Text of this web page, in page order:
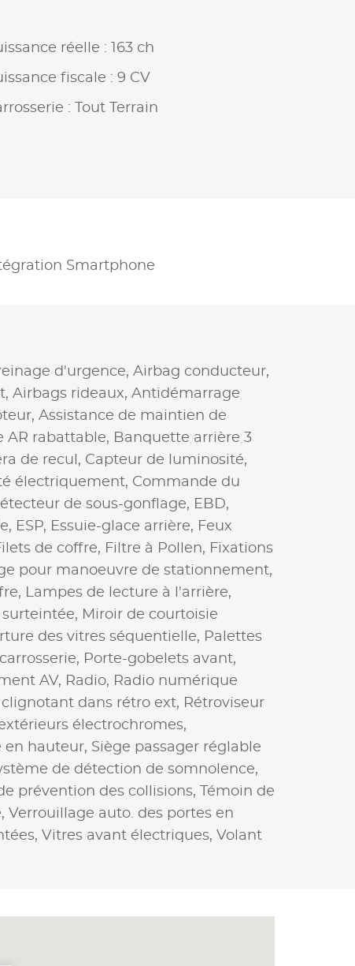
réelle : 163 ch
fiscale : 9 CV
: Tout Terrain
Smartphone
d'urgence, Airbag conducteur,
Airbags rideaux, Antidémarrage
Assistance de maintien de
AR rabattable, Banquette arrière 3
de recul, Capteur de luminosité,
électriquement, Commande du
de sous-gonflage, EBD,
ESP, Essuie-glace arrière, Feux
de coffre, Filtre à Pollen, Fixations
pour manoeuvre de stationnement,
Lampes de lecture à l'arrière,
Miroir de courtoisie
des vitres séquentielle, Palettes
Porte-gobelets avant,
AV, Radio, Radio numérique
dans rétro ext, Rétroviseur
électrochromes,
en hauteur, Siège passager réglable
de détection de somnolence,
prévention des collisions,
Témoin de
Verrouillage auto. des portes en
Vitres avant électriques, Volant